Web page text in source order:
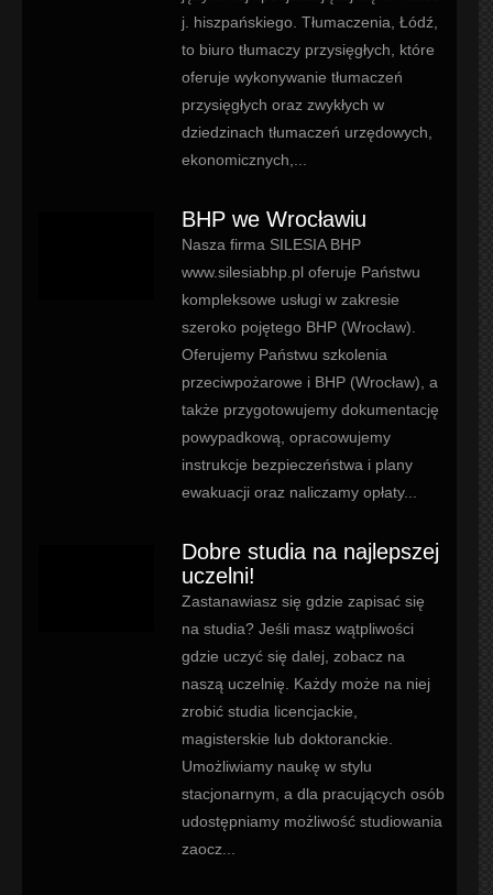
j. hiszpańskiego. Tłumaczenia, Łódź,
to biuro tłumaczy przysięgłych, które
oferuje wykonywanie tłumaczeń
przysięgłych oraz zwykłych w
dziedzinach tłumaczeń urzędowych,
ekonomicznych,...
BHP we Wrocławiu
Nasza firma SILESIA BHP
www.silesiabhp.pl oferuje Państwu
kompleksowe usługi w zakresie
szeroko pojętego BHP (Wrocław).
Oferujemy Państwu szkolenia
przeciwpożarowe i BHP (Wrocław), a
także przygotowujemy dokumentację
powypadkową, opracowujemy
instrukcje bezpieczeństwa i plany
ewakuacji oraz naliczamy opłaty...
Dobre studia na najlepszej
uczelni!
Zastanawiasz się gdzie zapisać się
na studia? Jeśli masz wątpliwości
gdzie uczyć się dalej, zobacz na
naszą uczelnię. Każdy może na niej
zrobić studia licencjackie,
magisterskie lub doktoranckie.
Umożliwiamy naukę w stylu
stacjonarnym, a dla pracujących osób
udostępniamy możliwość studiowania
zaocz...